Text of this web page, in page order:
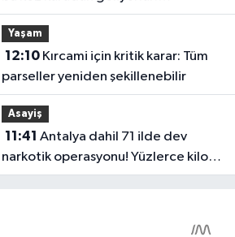
Manavgat Barajı yakınında GES
projesi
Yaşam
12:10Kırcami için kritik karar: Tüm
parseller yeniden şekillenebilir
Asayiş
11:41
narkotik operasyonu! Yüzlerce kilo
uyuşturucu ele geçirildi